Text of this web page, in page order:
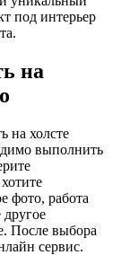
под интерьер
на
на холсте
выполнить
фото, работа
После выбора
сервис.